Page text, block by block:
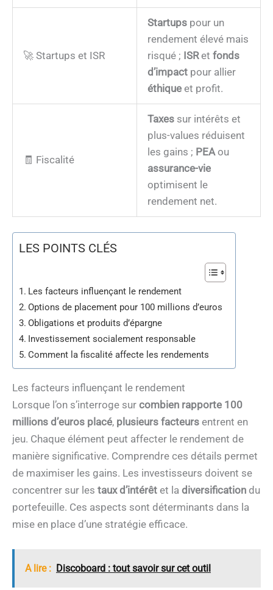
🚀 Startups et ISR
Startups pour un
rendement élevé mais
risqué ; ISRet fonds
d’impact pour allier
éthique et profit.
🧾 Fiscalité
Taxes sur intérêts et
plus-values réduisent
les gains ; PEA ou
assurance-vie
optimisent le
rendement net.
LES POINTS CLÉS
Les facteurs influençant le rendement
Options de placement pour 100 millions d’euros
Obligations et produits d’épargne
Investissement socialement responsable
Comment la fiscalité affecte les rendements
Les facteurs influençant le rendement
Lorsque l’on s’interroge sur combien rapporte 100
millions d’euros placé, plusieurs facteurs entrent en
jeu. Chaque élément peut affecter le rendement de
manière significative. Comprendre ces détails permet
de maximiser les gains. Les investisseurs doivent se
concentrer sur les taux d’intérêt et la diversification du
portefeuille. Ces aspects sont déterminants dans la
mise en place d’une stratégie efficace.
A lire : Discoboard : tout savoir sur cet outil